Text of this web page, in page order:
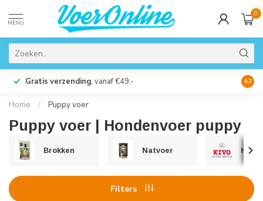
MENU
0
Gratis verzending, vanaf €49,- 9.7
Home / Puppy voer
Puppy voer | Hondenvoer puppy
Brokken Natvoer Kivo
Filters